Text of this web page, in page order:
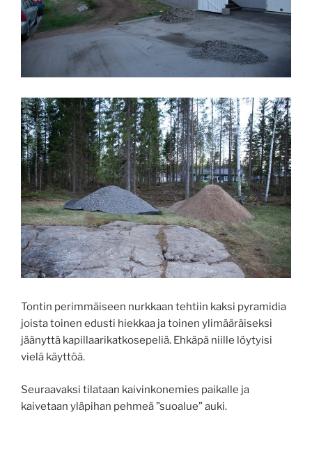
Tontin perimmäiseen nurkkaan tehtiin kaksi pyramidia
joista toinen edusti hiekkaa ja toinen ylimääräiseksi
jäänyttä kapillaarikatkosepeliä. Ehkäpä niille löytyisi
vielä käyttöä.
Seuraavaksi tilataan kaivinkonemies paikalle ja
kaivetaan yläpihan pehmeä ”suoalue” auki.